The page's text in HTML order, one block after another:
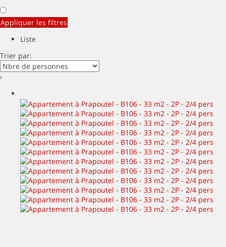
Appliquer les filtres
Liste
Trier par:
›